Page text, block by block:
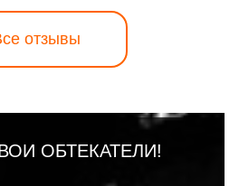
отзывы
ОБТЕКАТЕЛИ!